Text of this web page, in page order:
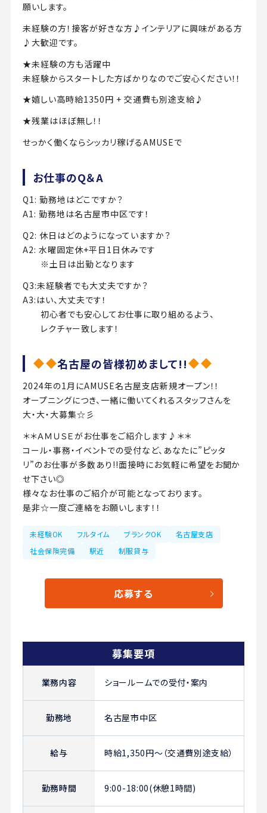
願いします。
未経験の方！接客が好きな方♪インテリアに興味がある方
♪大歓迎です。
★未経験の方も活躍中
未経験からスタートした方ばかりなのでご安心ください！！
★嬉しい高時給1350円 + 交通費も別途支給♪
★残業はほぼ無し！！
せっかく働くならシッカリ稼げるAMUSEで
お仕事のQ＆A
Q1: 勤務地はどこですか？
A1: 勤務地は名古屋市中区です！
Q2: 休日はどのようになっていますか？
A2: 水曜固定休+平日1日休みです
※土日は出勤となります
Q3:未経験者でも大丈夫ですか？
A3:はい、大丈夫です！
初心者でも安心してお仕事に取り組めるよう、
レクチャー致します！
名古屋の皆様初めまして!!
2024年の1月にAMUSE名古屋支店新規オープン！！
オープニングにつき、一緒に働いてくれるスタッフさんを
大・大・大募集☆彡
＊＊ＡＭＵＳＥがお仕事をご紹介します♪＊＊
コール・事務・イベントでの受付など、あなたに”ピッタ
リ”のお仕事が多数あり!!面接時にお気軽に希望をお聞か
せ下さい◎
様々なお仕事のご紹介が可能となっております。
是非☆一度ご連絡をお願いします！！
未経験OK フルタイム ブランクOK
名古屋支店
社会保険完備
駅近 制服貸与
応募する
募集要項
業務内容 ショールームでの受付・案内
勤務地 名古屋市中区
給与 時給1,350円～（交通費別途支給）
勤務時間 9:00-18:00(休憩1時間)